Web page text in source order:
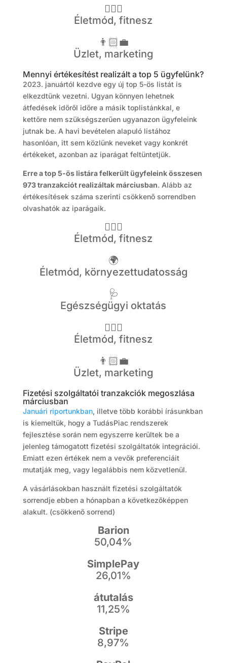
🤸🏻‍♂️
Életmód, fitnesz
👨🏻‍💼
Üzlet, marketing
Mennyi értékesítést realizált a top 5 ügyfelünk?
2023. januártól kezdve egy új top 5-ös listát is
elkezdtünk vezetni. Ugyan könnyen lehetnek
átfedések időről időre a másik toplistánkkal, e
kettőre nem szükségszerűen ugyanazon ügyfeleink
jutnak be. A havi bevételen alapuló listához
hasonlóan, itt sem közlünk neveket vagy konkrét
értékeket, azonban az iparágat feltüntetjük.
Erre a top 5-ös listára felkerült ügyfeleink összesen
973 tranzakciót realizáltak márciusban. Alább az
értékesítések száma szerinti csökkenő sorrendben
olvashatók az iparágaik.
🤸🏻‍♂️
Életmód, fitnesz
🌍
Életmód, környezettudatosság
🩺
Egészségügyi oktatás
🤸🏻‍♂️
Életmód, fitnesz
👨🏻‍💼
Üzlet, marketing
Fizetési szolgáltatói tranzakciók megoszlása
márciusban
Januári riportunkban, illetve több korábbi írásunkban
is kiemeltük, hogy a TudásPiac rendszerek
fejlesztése során nem egyszerre kerültek be a
jelenleg támogatott fizetési szolgáltatók integrációi.
Emiatt ezen értékek nem a vevők preferenciáit
mutatják meg, vagy legalábbis nem közvetlenül.
A vásárlásokban használt fizetési szolgáltatók
sorrendje ebben a hónapban a következőképpen
alakult. (csökkenő sorrend)
Barion
50,04%
SimplePay
26,01%
átutalás
11,25%
Stripe
8,97%